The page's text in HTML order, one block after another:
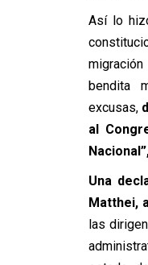
Así lo
bendita
excusas,
al
Una
Matthei,
las